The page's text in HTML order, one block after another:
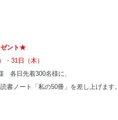
ゼント★
・31日（木）
各日先着300名様に、
書ノート「私の50冊」を差し上げます。